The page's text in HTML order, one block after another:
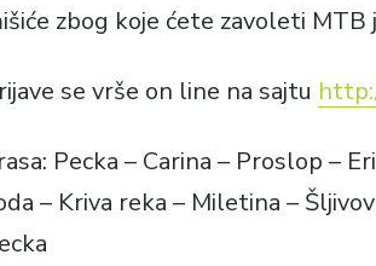
zbog koje ćete zavoleti MTB
se vrše on line na sajtu
Pecka – Carina – Proslop –
– Kriva reka – Miletina –